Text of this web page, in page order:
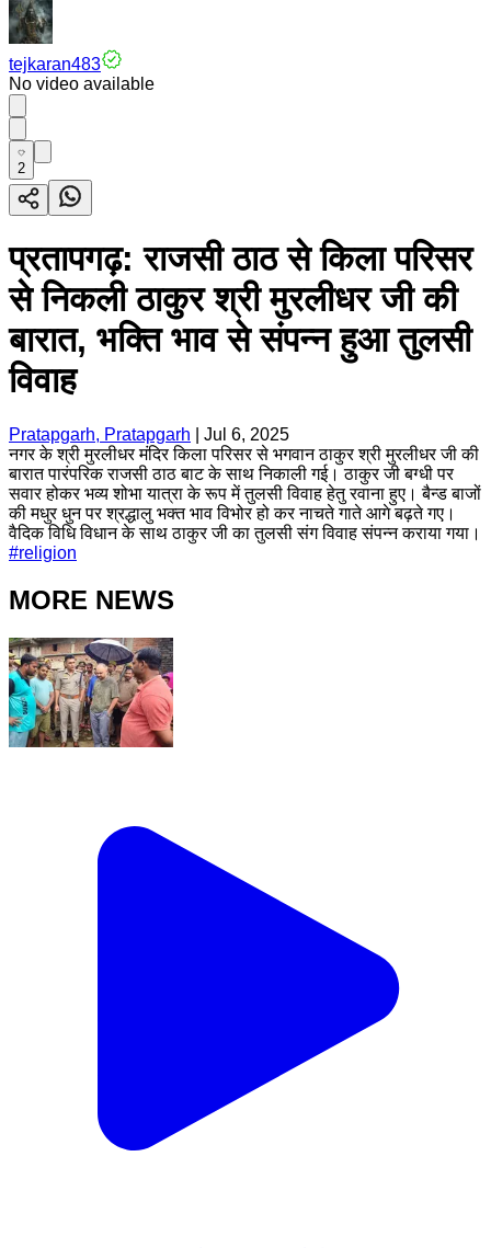
tejkaran483
No video available
2
प्रतापगढ़: राजसी ठाठ से किला परिसर
से निकली ठाकुर श्री मुरलीधर जी की
बारात, भक्ति भाव से संपन्न हुआ तुलसी
विवाह
Pratapgarh, Pratapgarh
Jul 6, 2025
नगर के श्री मुरलीधर मंदिर किला परिसर से भगवान ठाकुर श्री मुरलीधर जी की
बारात पारंपरिक राजसी ठाठ बाट के साथ निकाली गई। ठाकुर जी बग्धी पर
सवार होकर भव्य शोभा यात्रा के रूप में तुलसी विवाह हेतु रवाना हुए। बैन्ड बाजों
की मधुर धुन पर श्रद्धालु भक्त भाव विभोर हो कर नाचते गाते आगे बढ़ते गए।
वैदिक विधि विधान के साथ ठाकुर जी का तुलसी संग विवाह संपन्न कराया गया।
#religion
MORE NEWS